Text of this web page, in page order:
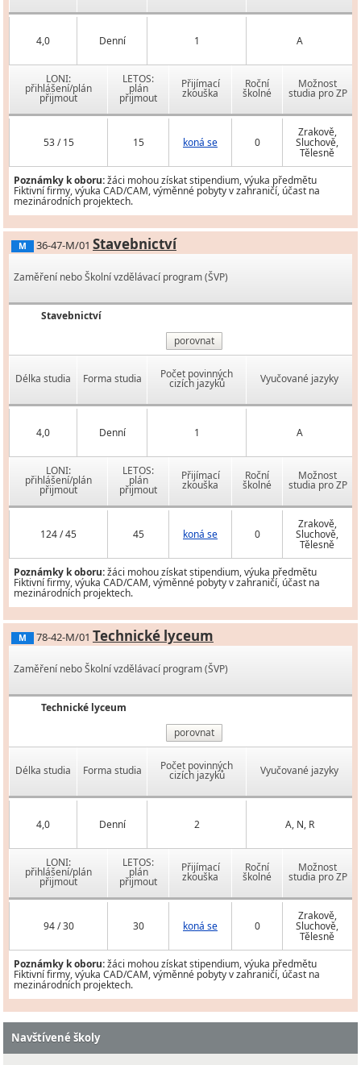
4,0 Denní 1 A
LONI:
přihlášení/plán
přijmout
LETOS:
plán
přijmout
Přijímací
zkouška
Roční
školné
Možnost
studia pro ZP
53 / 15 15 koná se 0
Zrakově,
Sluchově,
Tělesně
Poznámky k oboru:žáci mohou získat stipendium, výuka předmětu
Fiktivní firmy, výuka CAD/CAM, výměnné pobyty v zahraničí, účast na
mezinárodních projektech.
M 36-47-M/01 Stavebnictví
Zaměření nebo Školní vzdělávací program (ŠVP)
Stavebnictví
porovnat
Délka studia Forma studia Počet povinných
cizích jazyků Vyučované jazyky
4,0 Denní 1 A
LONI:
přihlášení/plán
přijmout
LETOS:
plán
přijmout
Přijímací
zkouška
Roční
školné
Možnost
studia pro ZP
124 / 45 45 koná se 0
Zrakově,
Sluchově,
Tělesně
Poznámky k oboru:žáci mohou získat stipendium, výuka předmětu
Fiktivní firmy, výuka CAD/CAM, výměnné pobyty v zahraničí, účast na
mezinárodních projektech.
M 78-42-M/01 Technické lyceum
Zaměření nebo Školní vzdělávací program (ŠVP)
Technické lyceum
porovnat
Délka studia Forma studia Počet povinných
cizích jazyků Vyučované jazyky
4,0 Denní 2 A, N, R
LONI:
přihlášení/plán
přijmout
LETOS:
plán
přijmout
Přijímací
zkouška
Roční
školné
Možnost
studia pro ZP
94 / 30 30 koná se 0
Zrakově,
Sluchově,
Tělesně
Poznámky k oboru:žáci mohou získat stipendium, výuka předmětu
Fiktivní firmy, výuka CAD/CAM, výměnné pobyty v zahraničí, účast na
mezinárodních projektech.
Navštívené školy